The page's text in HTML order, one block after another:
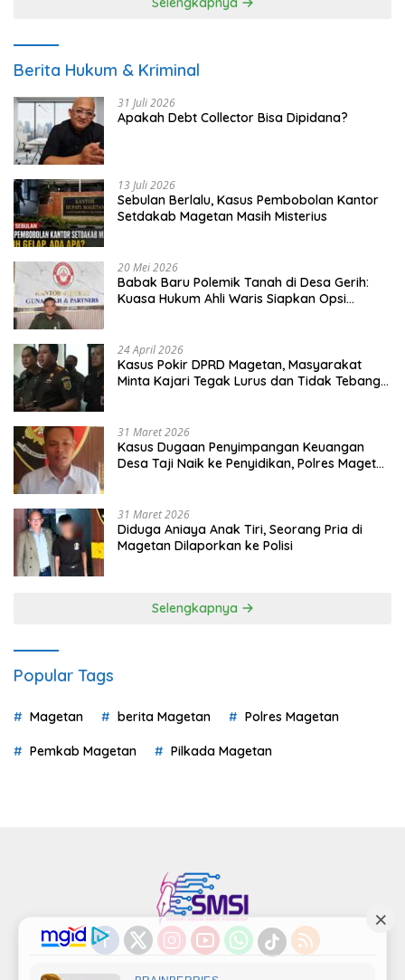
Berita Hukum & Kriminal
31 Juli 2026
Apakah Debt Collector Bisa Dipidana?
13 Juli 2026
Sebulan Berlalu, Kasus Pembobolan Kantor
Setdakab Magetan Masih Misterius
20 Mei 2026
Babak Baru Polemik Tanah di Desa Gerih:
Kuasa Hukum Ahli Waris Siapkan Opsi
24 April 2026
Kasus Pokir DPRD Magetan, Masyarakat
Minta Kajari Tegak Lurus dan Tidak Tebang
31 Maret 2026
Kasus Dugaan Penyimpangan Keuangan
Desa Taji Naik ke Penyidikan, Polres Magetan
31 Maret 2026
Diduga Aniaya Anak Tiri, Seorang Pria di
Magetan Dilaporkan ke Polisi
Selengkapnya
Popular Tags
Magetan berita Magetan Polres Magetan
Pemkab Magetan Pilkada Magetan